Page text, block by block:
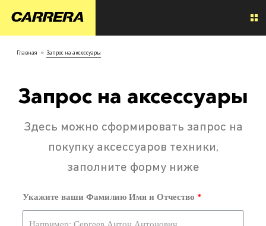
Главная » Запрос на аксессуары
Запрос на аксессуары
Здесь можно сформировать запрос на
покупку аксессуаров техники,
заполните форму ниже